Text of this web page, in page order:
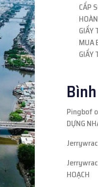
CẤP
GIẤY
MUA
GIẤY
Pingbof
DỰNG
HOẠCH